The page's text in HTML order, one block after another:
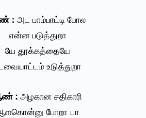
: அட பாம்பாட்டி போல
என்ன படுத்துறா
யே தூக்கத்தையே
உடுத்துறா
: அழகான சதிகாரி
போறா டா